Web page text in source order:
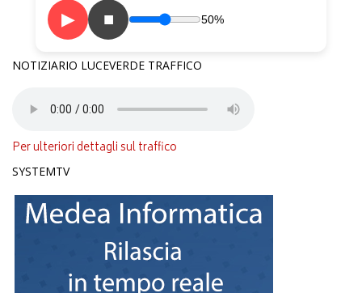
▶ ■ 50%
NOTIZIARIO LUCEVERDE TRAFFICO
Per ulteriori dettagli sul traffico
SYSTEMTV